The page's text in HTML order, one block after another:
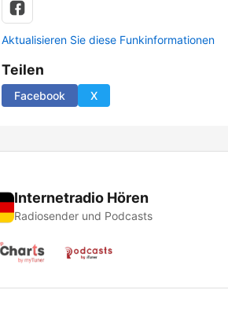
Aktualisieren Sie diese Funkinformationen
Teilen
Facebook X
Internetradio Hören
Radiosender und Podcasts